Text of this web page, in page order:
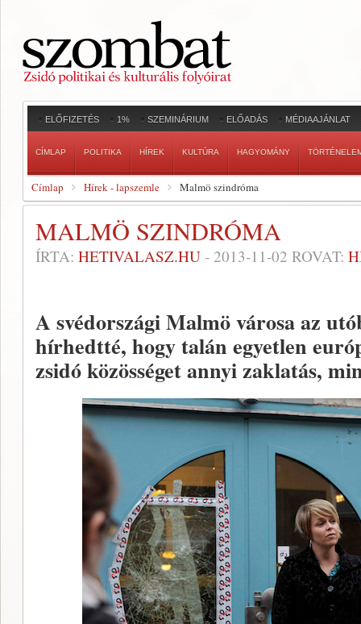
ELŐFIZETÉS 1% SZEMINÁRIUM ELŐADÁS MÉDIAAJÁNLAT
CÍMLAP POLITIKA HÍREK KULTÚRA HAGYOMÁNY
Címlap Hírek - lapszemle Malmö szindróma
MALMÖ SZINDRÓMA
ÍRTA: HETIVALASZ.HU - 2013-11-02 ROVAT:
A svédországi Malmö városa az
hírhedtté, hogy talán egyetlen
zsidó közösséget annyi zaklatás,